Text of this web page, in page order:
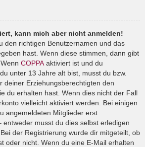
kann mich aber nicht anmelden!
den richtigen Benutzernamen und das
hast. Wenn diese stimmen, dann gibt
COPPA aktiviert ist und du
unter 13 Jahre alt bist, musst du bzw.
deiner Erziehungsberechtigten den
du erhalten hast. Wenn dies nicht der Fall
vielleicht aktiviert werden. Bei einigen
angemeldeten Mitglieder erst
entweder musst du dies selbst erledigen
der Registrierung wurde dir mitgeteilt, ob
oder nicht. Wenn du eine E-Mail erhalten